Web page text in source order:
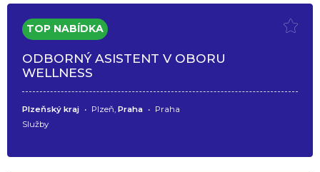
ODBORNÝ ASISTENT V OBORU
WELLNESS
Plzeňský kraj • Plzeň, Praha • Praha
Služby